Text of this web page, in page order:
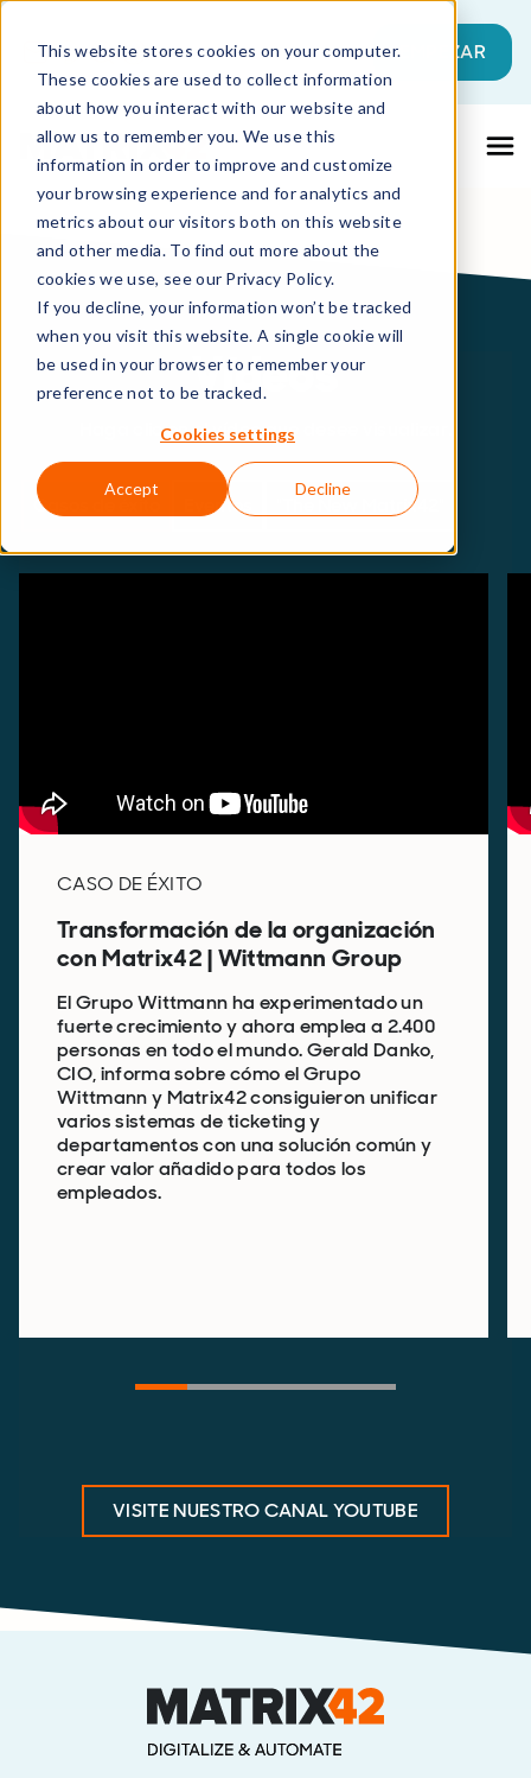
This website stores cookies on your computer.
These cookies are used to collect information
about how you interact with our website and
allow us to remember you. We use this
information in order to improve and customize
your browsing experience and for analytics and
metrics about our visitors both on this website
and other media. To find out more about the
cookies we use, see our Privacy Policy.
If you decline, your information won’t be tracked
when you visit this website. A single cookie will
be used in your browser to remember your
preference not to be tracked.
Cookies settings
Accept Decline
Esto es un campo de búsqueda con
No hay sugerencias porque el campo de
EMPEZAR
Vídeos
Haga clic en el vídeo que desee visualizar.
Casos de éxito Eventos "The New Matrix42"
CASO DE ÉXITO
Transformación de la organización
con Matrix42 | Wittmann Group
El Grupo Wittmann ha experimentado un
fuerte crecimiento y ahora emplea a 2.400
personas en todo el mundo. Gerald Danko,
CIO, informa sobre cómo el Grupo
Wittmann y Matrix42 consiguieron unificar
varios sistemas de ticketing y
departamentos con una solución común y
crear valor añadido para todos los
empleados.
VISITE NUESTRO CANAL YOUTUBE